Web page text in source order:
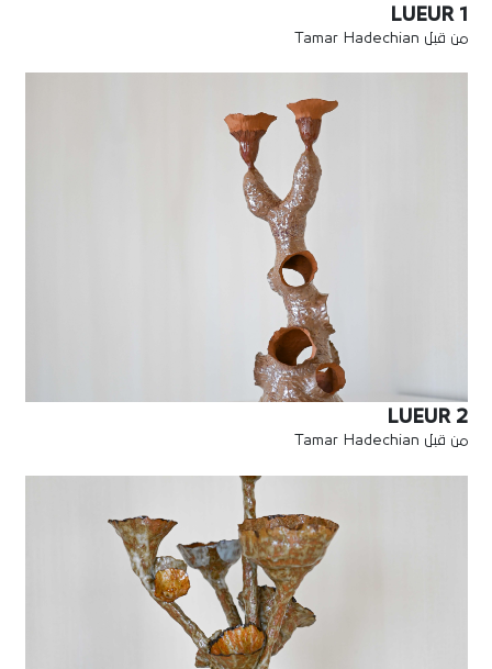
LUEUR 1
من قبل Tamar Hadechian
LUEUR 2
من قبل Tamar Hadechian